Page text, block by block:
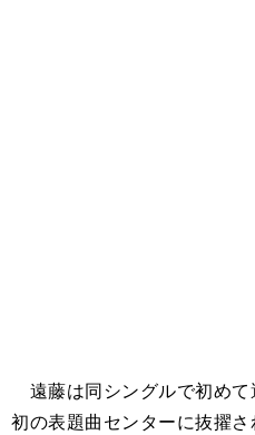
遠藤は同シングルで初め
初の表題曲センターに抜擢